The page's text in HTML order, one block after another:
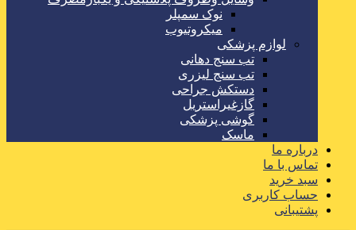
نوک سمپلر
میکروتیوب
لوازم پزشکی
تب سنج دهانی
تب سنج لیزری
دستکش جراحی
گازغیراستریل
گوشی پزشکی
ماسک
درباره ما
تماس با ما
سبد خرید
حساب کاربری
پشتیبانی